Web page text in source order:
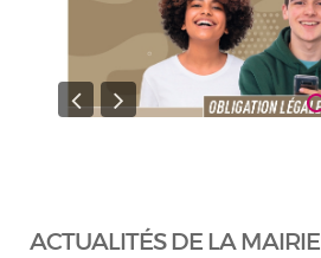
ACTUALITÉS DE LA MAIRIE